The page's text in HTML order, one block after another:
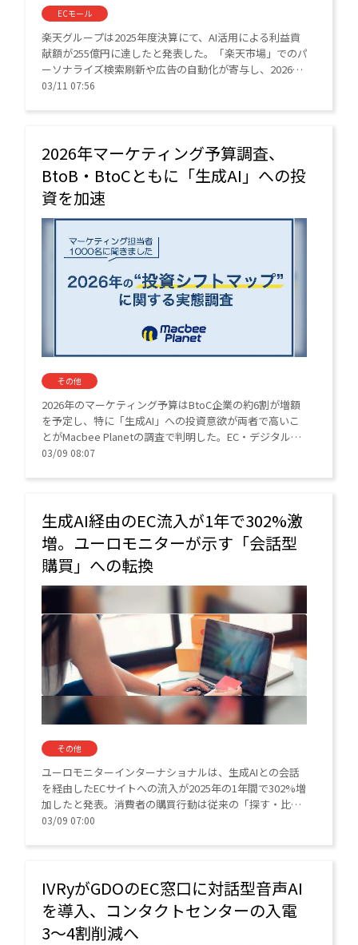
ECモール
楽天グループは2025年度決算にて、AI活用による利益貢
献額が255億円に達したと発表した。「楽天市場」でのパ
ーソナライズ検索刷新や広告の自動化が寄与し、2026年
度は315億円の貢献を見込む。三木谷浩史会長兼社長は全
03/11 07:56
2026年マーケティング予算調査、
BtoB・BtoCともに「生成AI」への投
資を加速
その他
2026年のマーケティング予算はBtoC企業の約6割が増額
を予定し、特に「生成AI」への投資意欲が両者で高いこ
とがMacbee Planetの調査で判明した。EC・デジタル領
域での効率化とデータ活用が今後の成長を左右する。
03/09 08:07
生成AI経由のEC流入が1年で302%激
増。ユーロモニターが示す「会話型
購買」への転換
その他
ユーロモニターインターナショナルは、生成AIとの会話
を経由したECサイトへの流入が2025年の1年間で302%増
加したと発表。消費者の購買行動は従来の「探す・比べ
る」から、AIとの対話で完結する形へと進化しており、
03/09 07:00
IVRyがGDOのEC窓口に対話型音声AI
を導入、コンタクトセンターの入電
3〜4割削減へ